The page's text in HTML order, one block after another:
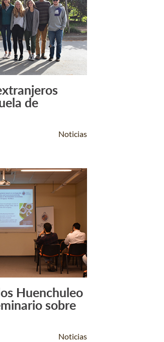
Leer Más +
de
Noticias
Leer Más +
Huenchuleo
sobre
Noticias